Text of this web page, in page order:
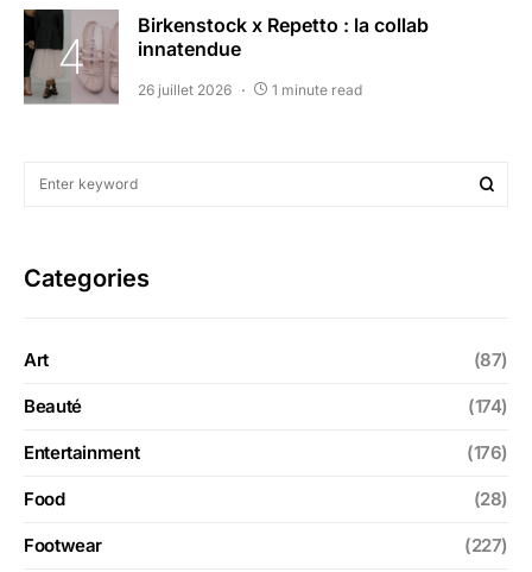
Birkenstock x Repetto : la collab
innatendue
26 juillet 2026 1 minute read
Categories
Art (87)
Beauté (174)
Entertainment (176)
Food (28)
Footwear (227)